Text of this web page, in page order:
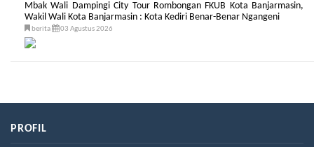
Mbak Wali Dampingi City Tour Rombongan FKUB Kota Banjarmasin,
Wakil Wali Kota Banjarmasin : Kota Kediri Benar-Benar Ngangeni
berita 03 Agustus 2026
PROFIL